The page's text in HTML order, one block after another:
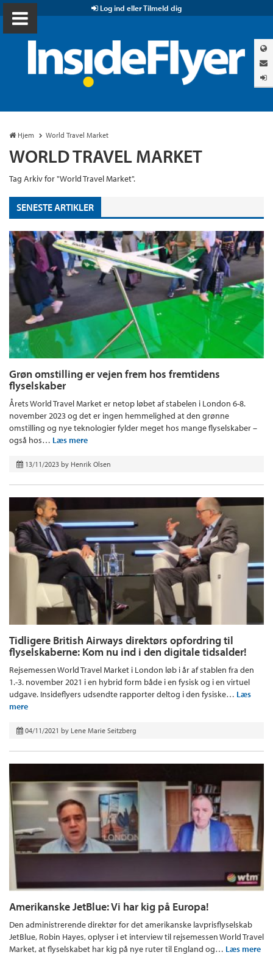
Log ind eller Tilmeld dig
Hjem World Travel Market
WORLD TRAVEL MARKET
Tag Arkiv for "World Travel Market".
SENESTE ARTIKLER
Grøn omstilling er vejen frem hos fremtidens
flyselskaber
Årets World Travel Market er netop løbet af stabelen i London 6-8.
november 2023 og det er ingen hemmelighed at den grønne
omstilling og nye teknologier fylder meget hos mange flyselskaber –
også hos… Læs mere
13/11/2023 by Henrik Olsen
Tidligere British Airways direktørs opfordring til
flyselskaberne: Kom nu ind i den digitale tidsalder!
Rejsemessen World Travel Market i London løb i år af stablen fra den
1.-3. november 2021 i en hybrid form både i en fysisk og i en virtuel
udgave. Insideflyers udsendte rapporter deltog i den fysiske… Læs
mere
04/11/2021 by Lene Marie Seitzberg
Amerikanske JetBlue: Vi har kig på Europa!
Den administrerende direktør for det amerikanske lavprisflyselskab
JetBlue, Robin Hayes, oplyser i et interview til rejsemessen World Travel
Market, at flyselskabet har kig på nye ruter til England og… Læs mere